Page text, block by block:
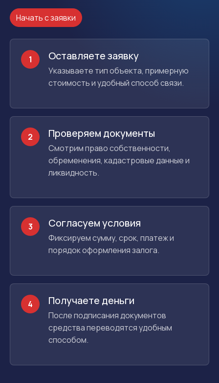
Начать с заявки
1 Оставляете заявку
Указываете тип объекта, примерную
стоимость и удобный способ связи.
2 Проверяем документы
Смотрим право собственности,
обременения, кадастровые данные и
ликвидность.
3 Согласуем условия
Фиксируем сумму, срок, платеж и
порядок оформления залога.
4 Получаете деньги
После подписания документов
средства переводятся удобным
способом.